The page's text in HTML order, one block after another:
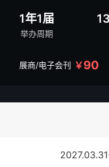
1年1届
举办周期
展商/电子会刊 ￥90